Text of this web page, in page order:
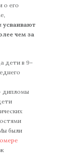
о его
усваивают
чем за
дети в 9–
дипломы
были